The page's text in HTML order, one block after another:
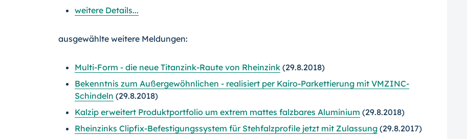
weitere Details...
ausgewählte weitere Meldungen:
Multi-Form - die neue Titanzink-Raute von Rheinzink (29.8.2018)
Bekenntnis zum Außergewöhnlichen - realisiert per Kairo-Parkettierung mit VMZINC-
Schindeln (29.8.2018)
Kalzip erweitert Produktportfolio um extrem mattes falzbares Aluminium (29.8.2018)
Rheinzinks Clipfix-Befestigungssystem für Stehfalzprofile jetzt mit Zulassung (29.8.2017)